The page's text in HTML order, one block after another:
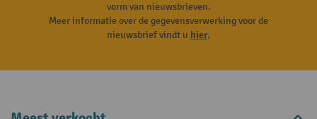
vorm van nieuwsbrieven.
Meer informatie over de gegevensverwerking voor de
nieuwsbrief vindt u hier.